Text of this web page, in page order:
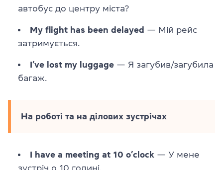
автобус до центру міста?
My flight has been delayed — Мій рейс
затримується.
I’ve lost my luggage — Я загубив/загубила
багаж.
На роботі та на ділових зустрічах
I have a meeting at 10 o’clock — У мене
зустріч о 10 годині.